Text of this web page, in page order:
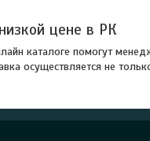
цене в РК
каталоге помогут
осуществляется не